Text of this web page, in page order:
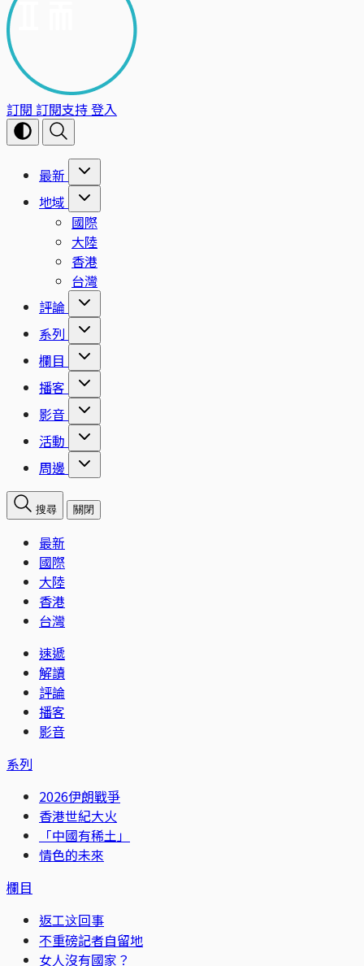
訂閱 訂閱支持登入
最新
地域
國際
大陸
香港
台灣
評論
系列
欄目
播客
影音
活動
周邊
搜尋 關閉
最新
國際
大陸
香港
台灣
速遞
解讀
評論
播客
影音
系列
2026伊朗戰爭
香港世紀大火
「中國有稀土」
情色的未來
欄目
返工这回事
不重磅記者自留地
女人沒有國家？